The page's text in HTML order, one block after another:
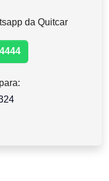
da Quitcar